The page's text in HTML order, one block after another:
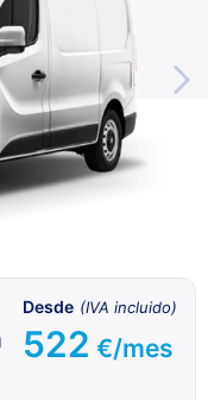
Desde (IVA incluido)
522 €/mes